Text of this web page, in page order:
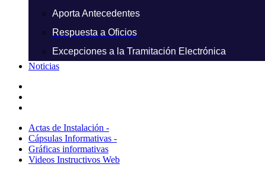
Aporta Antecedentes
Respuesta a Oficios
Excepciones a la Tramitación Electrónica
Noticias
Actas de Instalación -
Cápsulas Informativas -
Gráficas informativas
Videos Instructivos Web